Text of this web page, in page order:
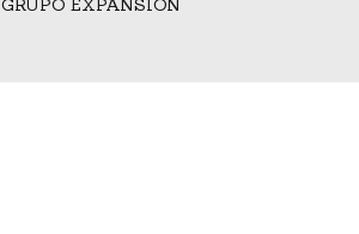
GRUPO EXPANSIÓN